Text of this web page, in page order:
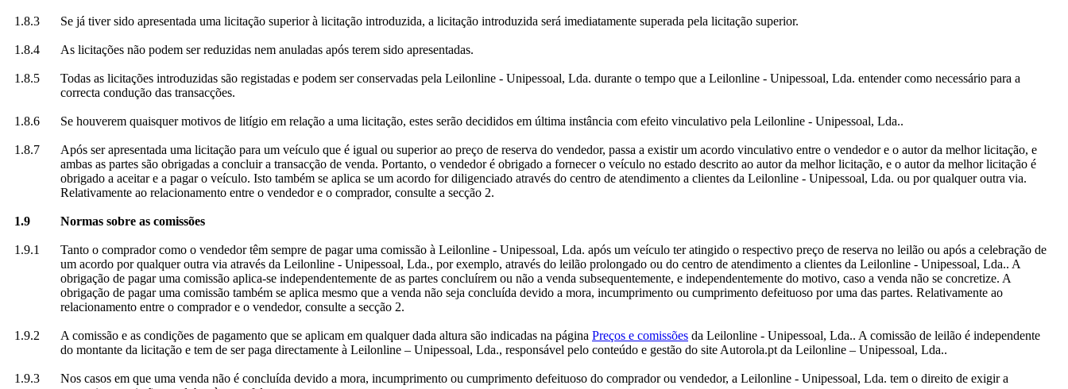
1.8.3 Se já tiver sido apresentada uma licitação superior à licitação introduzida, a licitação introduzida será imediatamente superada pela licitação superior.
1.8.4 As licitações não podem ser reduzidas nem anuladas após terem sido apresentadas.
1.8.5
Todas as licitações introduzidas são registadas e podem ser conservadas pela Leilonline - Unipessoal, Lda. durante o tempo que a Leilonline - Unipessoal, Lda. entender como necessário para a
correcta condução das transacções.
1.8.6 Se houverem quaisquer motivos de litígio em relação a uma licitação, estes serão decididos em última instância com efeito vinculativo pela Leilonline - Unipessoal, Lda..
1.8.7
Após ser apresentada uma licitação para um veículo que é igual ou superior ao preço de reserva do vendedor, passa a existir um acordo vinculativo entre o vendedor e o autor da melhor licitação, e
ambas as partes são obrigadas a concluir a transacção de venda. Portanto, o vendedor é obrigado a fornecer o veículo no estado descrito ao autor da melhor licitação, e o autor da melhor licitação é
obrigado a aceitar e a pagar o veículo. Isto também se aplica se um acordo for diligenciado através do centro de atendimento a clientes da Leilonline - Unipessoal, Lda. ou por qualquer outra via.
Relativamente ao relacionamento entre o vendedor e o comprador, consulte a secção 2.
1.9 Normas sobre as comissões
1.9.1
Tanto o comprador como o vendedor têm sempre de pagar uma comissão à Leilonline - Unipessoal, Lda. após um veículo ter atingido o respectivo preço de reserva no leilão ou após a celebração de
um acordo por qualquer outra via através da Leilonline - Unipessoal, Lda., por exemplo, através do leilão prolongado ou do centro de atendimento a clientes da Leilonline - Unipessoal, Lda.. A
obrigação de pagar uma comissão aplica-se independentemente de as partes concluírem ou não a venda subsequentemente, e independentemente do motivo, caso a venda não se concretize. A
obrigação de pagar uma comissão também se aplica mesmo que a venda não seja concluída devido a mora, incumprimento ou cumprimento defeituoso por uma das partes. Relativamente ao
relacionamento entre o comprador e o vendedor, consulte a secção 2.
1.9.2 A comissão e as condições de pagamento que se aplicam em qualquer dada altura são indicadas na página Preços e comissões da Leilonline - Unipessoal, Lda.. A comissão de leilão é independente
do montante da licitação e tem de ser paga directamente à Leilonline – Unipessoal, Lda., responsável pelo conteúdo e gestão do site Autorola.pt da Leilonline – Unipessoal, Lda..
1.9.3
Nos casos em que uma venda não é concluída devido a mora, incumprimento ou cumprimento defeituoso do comprador ou vendedor, a Leilonline - Unipessoal, Lda. tem o direito de exigir a